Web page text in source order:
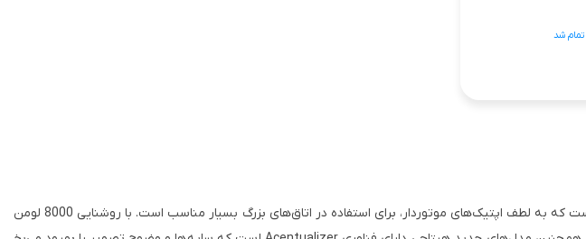
تمام شد
اکثر مدل‌های ویدئو پروژکتور هیتاچی یک پروژکتور نصبی است که به لطف اپتیک‌های موتوردار، برای استفاده در اتاق‌های بزرگ بسیار مناسب است. با روشنایی 8000 لومن